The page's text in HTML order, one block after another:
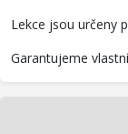
Lekce jsou určeny
Garantujeme